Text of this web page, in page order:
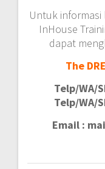
Untuk
InHouse
dapat
The
Telp/WA/
Telp/WA/
Email :